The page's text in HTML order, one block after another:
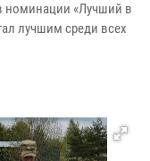
номинации «Лучший в
лучшим среди всех